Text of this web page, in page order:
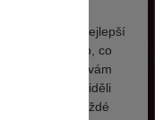
bylo co nejlepší
rychle našli to, co
se vám
Abyste web viděli
se pokaždé